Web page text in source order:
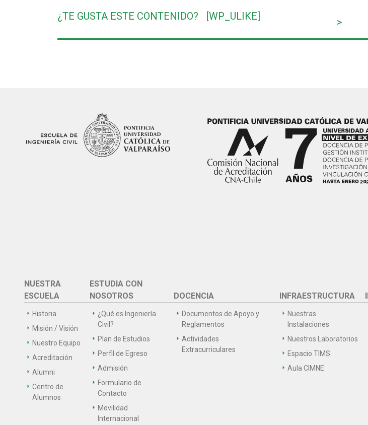
¿TE GUSTA ESTE CONTENIDO? [WP_ULIKE] >
NUESTRA
ESCUELA
Historia
Misión / Visión
Nuestro Equipo
Acreditación
Alumni
Centro de
Alumnos
ESTUDIA CON
NOSOTROS
¿Qué es Ingeniería
Civil?
Plan de Estudios
Perfil de Egreso
Admisión
Formulario de
Contacto
Movilidad
Internacional
DOCENCIA
Documentos de Apoyo y
Reglamentos
Actividades
Extracurriculares
INFRAESTRUCTURA
Nuestras
Instalaciones
Nuestros Laboratorios
Espacio TIMS
Aula CIMNE